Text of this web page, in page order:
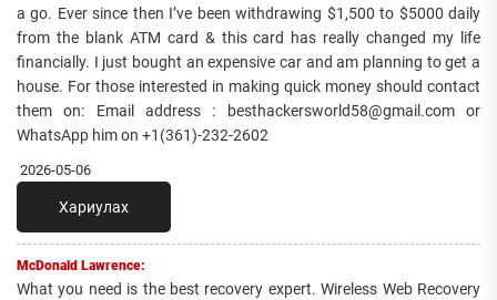
a go. Ever since then I’ve been withdrawing $1,500 to $5000 daily
from the blank ATM card & this card has really changed my life
financially. I just bought an expensive car and am planning to get a
house. For those interested in making quick money should contact
them on: Email address : besthackersworld58@gmail.com or
WhatsApp him on +1(361)-232-2602
2026-05-06
Хариулах
McDonald Lawrence:
What you need is the best recovery expert. Wireless Web Recovery